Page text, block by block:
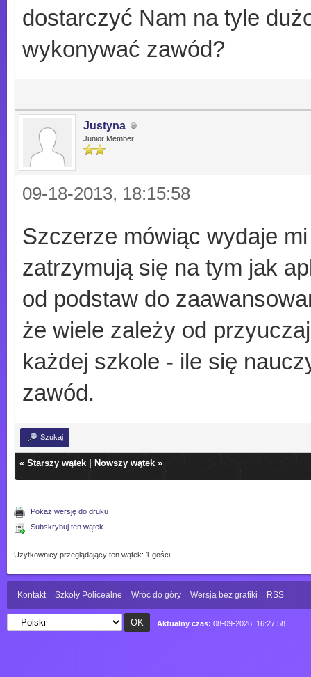
dostarczyć Nam na tyle
wykonywać zawód?
Justyna
Junior Member
09-18-2013, 18:15:58
Szczerze mówiąc wydaje
zatrzymują się na tym jak
od podstaw do
że wiele zależy od
każdej szkole - ile się
zawód.
Szukaj
« Starszy wątek Nowszy wątek »
Pokaż wersję do druku
Subskrybuj ten wątek
Użytkownicy przeglądający ten wątek: 1 gości
Kontakt Szkoły Policealne Wróć do góry Wersja bez grafiki RSS
Aktualny czas: 08-09-2026, 16:27:58